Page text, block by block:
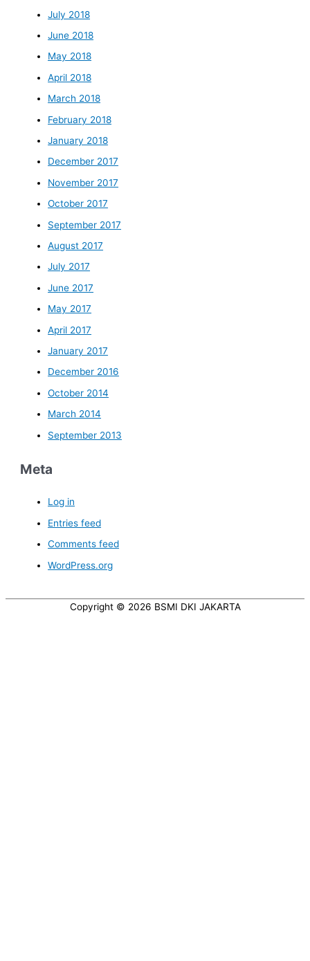
July 2018
June 2018
May 2018
April 2018
March 2018
February 2018
January 2018
December 2017
November 2017
October 2017
September 2017
August 2017
July 2017
June 2017
May 2017
April 2017
January 2017
December 2016
October 2014
March 2014
September 2013
Meta
Log in
Entries feed
Comments feed
WordPress.org
Copyright © 2026 BSMI DKI JAKARTA